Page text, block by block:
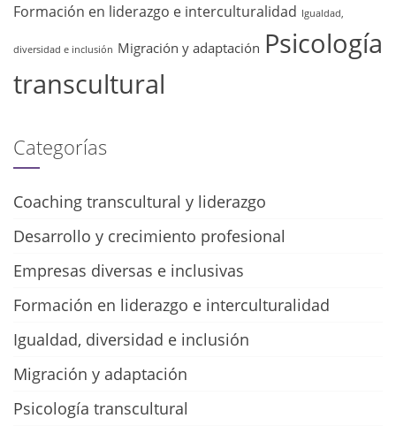
Formación en liderazgo e interculturalidad Igualdad,
diversidad e inclusión Migración y adaptación Psicología
transcultural
Categorías
Coaching transcultural y liderazgo
Desarrollo y crecimiento profesional
Empresas diversas e inclusivas
Formación en liderazgo e interculturalidad
Igualdad, diversidad e inclusión
Migración y adaptación
Psicología transcultural